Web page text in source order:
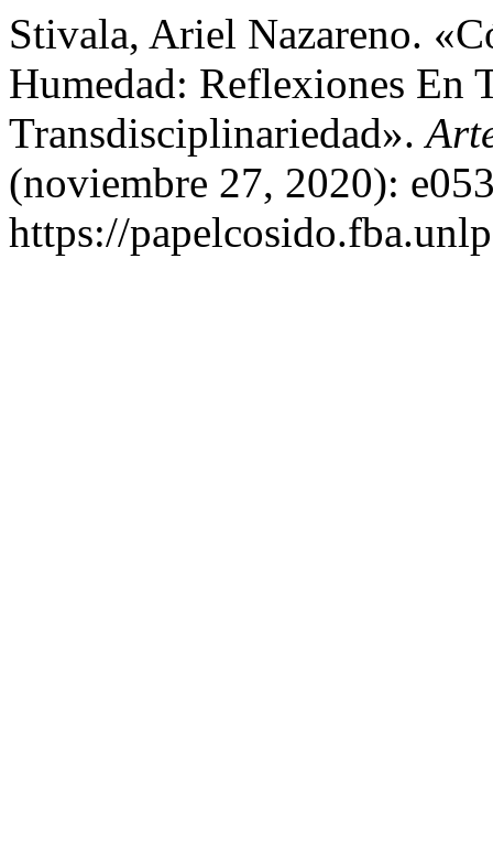
Stivala, Ariel Nazareno.
Humedad: Reflexiones En
Transdisciplinariedad».
(noviembre 27, 2020):
https://